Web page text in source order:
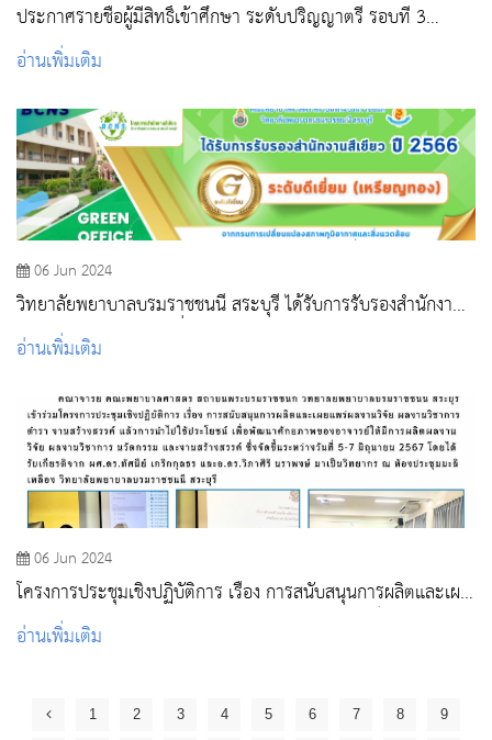
ประกาศรายชื่อผู้มีสิทธิ์เข้าศึกษา ระดับปริญญาตรี รอบที่ 3
Admission ปีการศึกษา 2567
อ่านเพิ่มเติม
06 Jun 2024
วิทยาลัยพยาบาลบรมราชชนนี สระบุรี ได้รับการรับรองสำนักงานสี
อ่านเพิ่มเติม
06 Jun 2024
โครงการประชุมเชิงปฏิบัติการ เรื่อง การสนับสนุนการผลิตและเผย
แพร่ผลงานวิจัย ผลงานวิชาการ ตำรา งานสร้างสรรค์ แล้วการนำ
ไปใช้ประโยชน์
อ่านเพิ่มเติม
1 2 3 4 5 6 7 8 9